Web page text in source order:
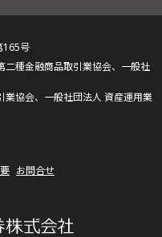
165号
二種金融商品取引業協会、一般社
業協会、一般社団法人 資産運用業
お問合せ